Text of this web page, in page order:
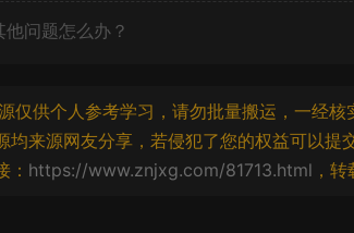
他问题怎么办？
仅供个人参考学习，请勿批量搬运，一经核
均来源网友分享，若侵犯了您的权益可以提
： https://www.znjxg.com/81713.html ，